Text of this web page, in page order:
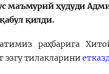
маъмурий ҳудуди
қилди.
раҳбарига
эзгу тилакларини